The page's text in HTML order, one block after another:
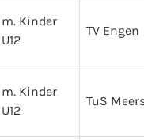
m. Kinder
U12
TV Engen
m. Kinder
U12
TuS